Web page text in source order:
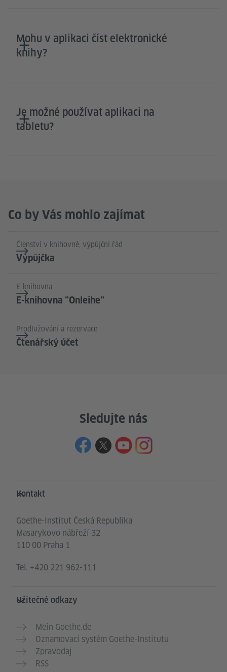
Mohu v aplikaci číst elektronické
knihy?
Je možné používat aplikaci na
tabletu?
Co by Vás mohlo zajímat
Členství v knihovně, výpůjční řád
Výpůjčka
E-knihovna
E-knihovna “Onleihe”
Prodlužování a rezervace
Čtenářský účet
Sledujte nás
Service- und Informationsbereich
Kontakt
Goethe-Institut Česká Republika
Masarykovo nábřeží 32
110 00 Praha 1
Tel. +420 221 962-111
Užitečné odkazy
Mein Goethe.de
Oznamovací systém Goethe-Institutu
Zpravodaj
RSS